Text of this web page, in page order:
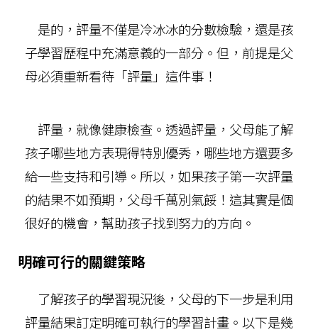
是的，評量不僅是冷冰冰的分數檢驗，還是孩
子學習歷程中充滿意義的一部分。但，前提是父
母必須重新看待「評量」這件事！
評量，就像健康檢查。透過評量，父母能了解
孩子哪些地方表現得特別優秀，哪些地方還要多
給一些支持和引導。所以，如果孩子第一次評量
的結果不如預期，父母千萬別氣餒！這其實是個
很好的機會，幫助孩子找到努力的方向。
明確可行的關鍵策略
了解孩子的學習現況後，父母的下一步是利用
評量結果訂定明確可執行的學習計畫。以下是幾